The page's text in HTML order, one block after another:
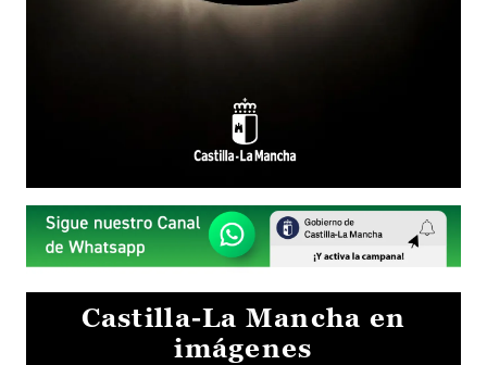
Castilla-La Mancha en
imágenes